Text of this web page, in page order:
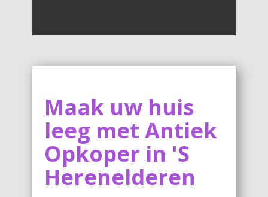
Maak uw huis
leeg met Antiek
Opkoper in 'S
Herenelderen